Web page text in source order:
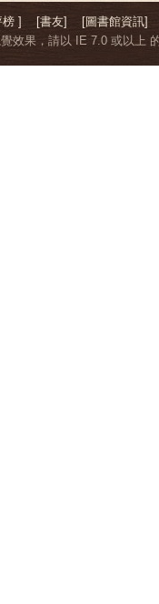
榜 ] [書友] [圖書館資訊]
效果，請以 IE 7.0 或以上